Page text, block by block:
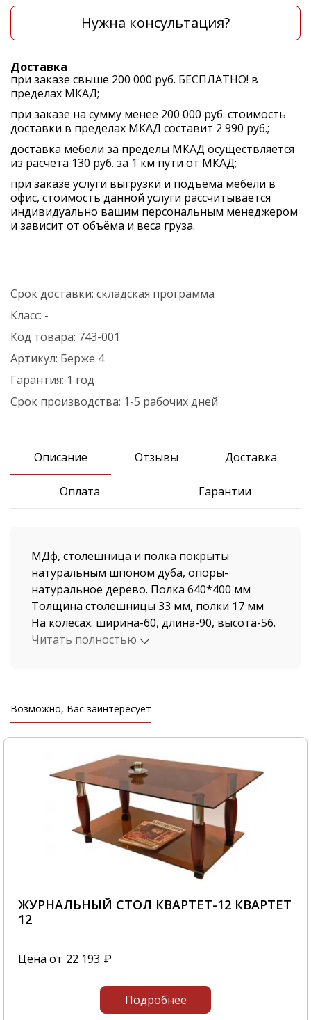
Нужна консультация?
Доставка
при заказе свыше 200 000 руб. БЕСПЛАТНО! в
пределах МКАД;
при заказе на сумму менее 200 000 руб. стоимость
доставки в пределах МКАД составит 2 990 руб.;
доставка мебели за пределы МКАД осуществляется
из расчета 130 руб. за 1 км пути от МКАД;
при заказе услуги выгрузки и подъёма мебели в
офис, стоимость данной услуги рассчитывается
индивидуально вашим персональным менеджером
и зависит от объёма и веса груза.
Срок доставки: складская программа
Класс: -
Код товара: 743-001
Артикул: Берже 4
Гарантия: 1 год
Срок производства: 1-5 рабочих дней
Описание Отзывы Доставка
Оплата Гарантии
МДф, столешница и полка покрыты
натуральным шпоном дуба, опоры-
натуральное дерево. Полка 640*400 мм
Толщина столешницы 33 мм, полки 17 мм
На колесах. ширина-60, длина-90, высота-56.
Читать полностью
Возможно, Вас заинтересует
ЖУРНАЛЬНЫЙ СТОЛ КВАРТЕТ-12 КВАРТЕТ
12
Цена от 22 193 ₽
Подробнее